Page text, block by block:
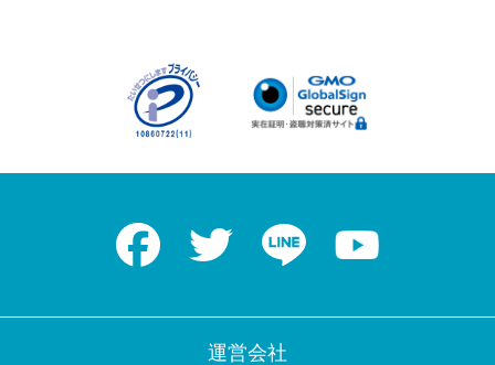
Facebook Twitter
運営会社